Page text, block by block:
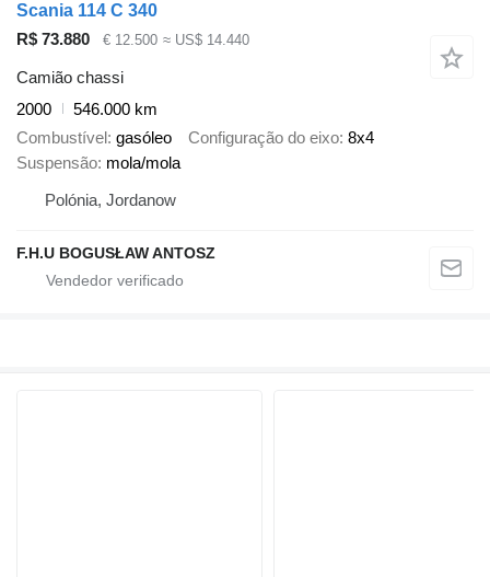
Scania 114 C 340
R$ 73.880
€ 12.500 ≈ US$ 14.440
Camião chassi
2000
546.000 km
Combustível gasóleo Configuração do eixo 8x4
Suspensão mola/mola
Polónia, Jordanow
F.H.U BOGUSŁAW ANTOSZ